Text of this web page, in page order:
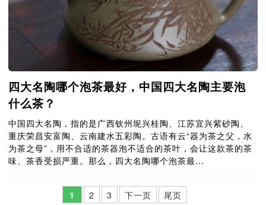
四大名陶哪个泡茶最好，中国四大名陶主要泡
什么茶？
中国四大名陶，指的是广西钦州坭兴桂陶、江苏宜兴紫砂陶、
重庆荣昌安富陶、云南建水五彩陶。古语有云“器为茶之父，水
为茶之母”，用不合适的茶器泡不适合的茶叶，会让这款茶的茶
味、茶香受损严重。那么，四大名陶哪个泡茶最...
1 2 3 下一页 尾页